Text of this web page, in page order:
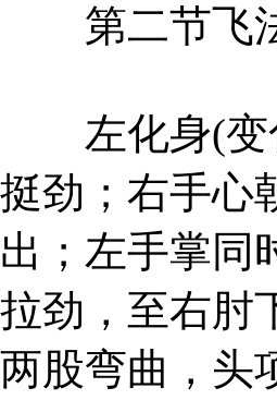
第二节飞
左化身(变
挺劲；右手心
出；左手掌同
拉劲，至右肘
两股弯曲，头